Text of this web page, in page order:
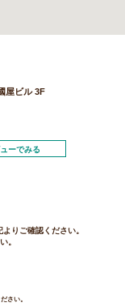
屋ビル 3F
ーでみる
りご確認ください。
。
さい。